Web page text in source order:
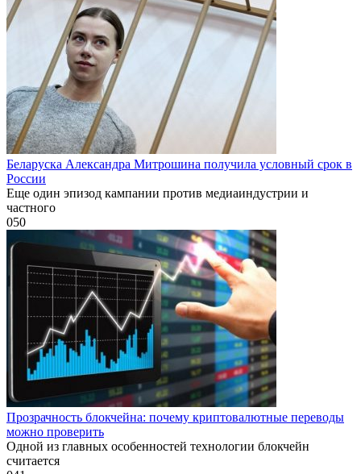
Беларуска Александра Митрошина получила условный срок в
России
Еще один эпизод кампании против медиаиндустрии и
частного
050
Прозрачность блокчейна: почему криптовалютные переводы
можно проверить
Одной из главных особенностей технологии блокчейн
считается